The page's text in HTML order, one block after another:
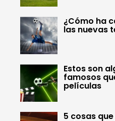
¿Cómo ha
las nuevas
Estos son
famosos
películas
5 cosas